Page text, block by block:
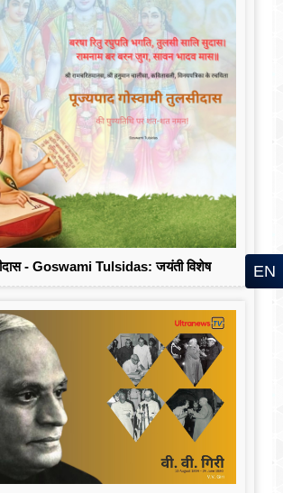
- Goswami Tulsidas: जयंती विशेष EN